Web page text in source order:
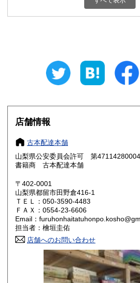
800円 三重県
大阪府
奈良県
鳥取県 800円 島根県
岡山県
山口県 800円
香川県 800円 愛媛県
高知県 800円
800円 長崎県
店舗情報
古本配達本舗
山梨県公安委員会許可 第
書籍商 古本配達本舗
〒402-0001
山梨県都留市田野倉416-1
ＴＥＬ：050-3590-4483
ＦＡＸ：0554-23-6606
Email：
担当者：檜垣圭佑
店舗へのお問い合わせ